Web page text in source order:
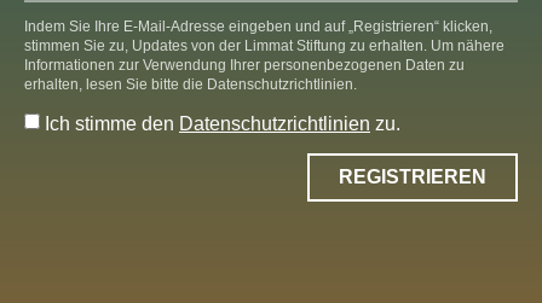
Indem Sie Ihre E-Mail-Adresse eingeben und auf „Registrieren“ klicken,
stimmen Sie zu, Updates von der Limmat Stiftung zu erhalten. Um nähere
Informationen zur Verwendung Ihrer personenbezogenen Daten zu
erhalten, lesen Sie bitte die Datenschutzrichtlinien.
Ich stimme den Datenschutzrichtlinien zu.
REGISTRIEREN